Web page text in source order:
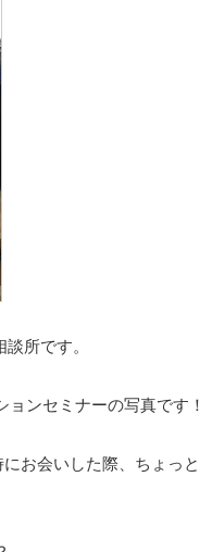
所です。
ンセミナーの写真です！
お会いした際、ちょっと